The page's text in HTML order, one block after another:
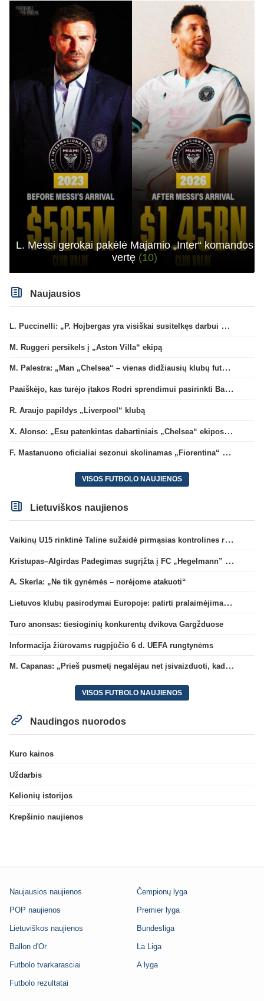
L. Messi gerokai pakėlė Majamio „Inter“ komandos
vertę (10)
Naujausios
L. Puccinelli: „P. Hojbergas yra visiškai susitelkęs darbui Marselyje“
M. Ruggeri persikels į „Aston Villa“ ekipą
M. Palestra: „Man „Chelsea“ – vienas didžiausių klubų futbole“
Paaiškėjo, kas turėjo įtakos Rodri sprendimui pasirinkti Barselonos pusę
R. Araujo papildys „Liverpool“ klubą
X. Alonso: „Esu patenkintas dabartiniais „Chelsea“ ekipos vartininkais“
F. Mastanuono oficialiai sezonui skolinamas „Fiorentina“ ekipai
VISOS FUTBOLO NAUJIENOS
Lietuviškos naujienos
Vaikinų U15 rinktinė Taline sužaidė pirmąsias kontrolines rungtynes
Kristupas–Algirdas Padegimas sugrįžta į FC „Hegelmann” B sudėtį
A. Skerla: „Ne tik gynėmės – norėjome atakuoti“
Lietuvos klubų pasirodymai Europoje: patirti pralaimėjimai Kroatijos atstovams
Turo anonsas: tiesioginių konkurentų dvikova Gargžduose
Informacija žiūrovams rugpjūčio 6 d. UEFA rungtynėms
M. Capanas: „Prieš pusmetį negalėjau net įsivaizduoti, kad žaisime prieš „Hajduk“
VISOS FUTBOLO NAUJIENOS
Naudingos nuorodos
Kuro kainos
Uždarbis
Kelionių istorijos
Krepšinio naujienos
Naujausios naujienos
POP naujienos
Lietuviškos naujienos
Ballon d'Or
Futbolo tvarkarasciai
Futbolo rezultatai
Čempionų lyga
Premier lyga
Bundesliga
La Liga
A lyga